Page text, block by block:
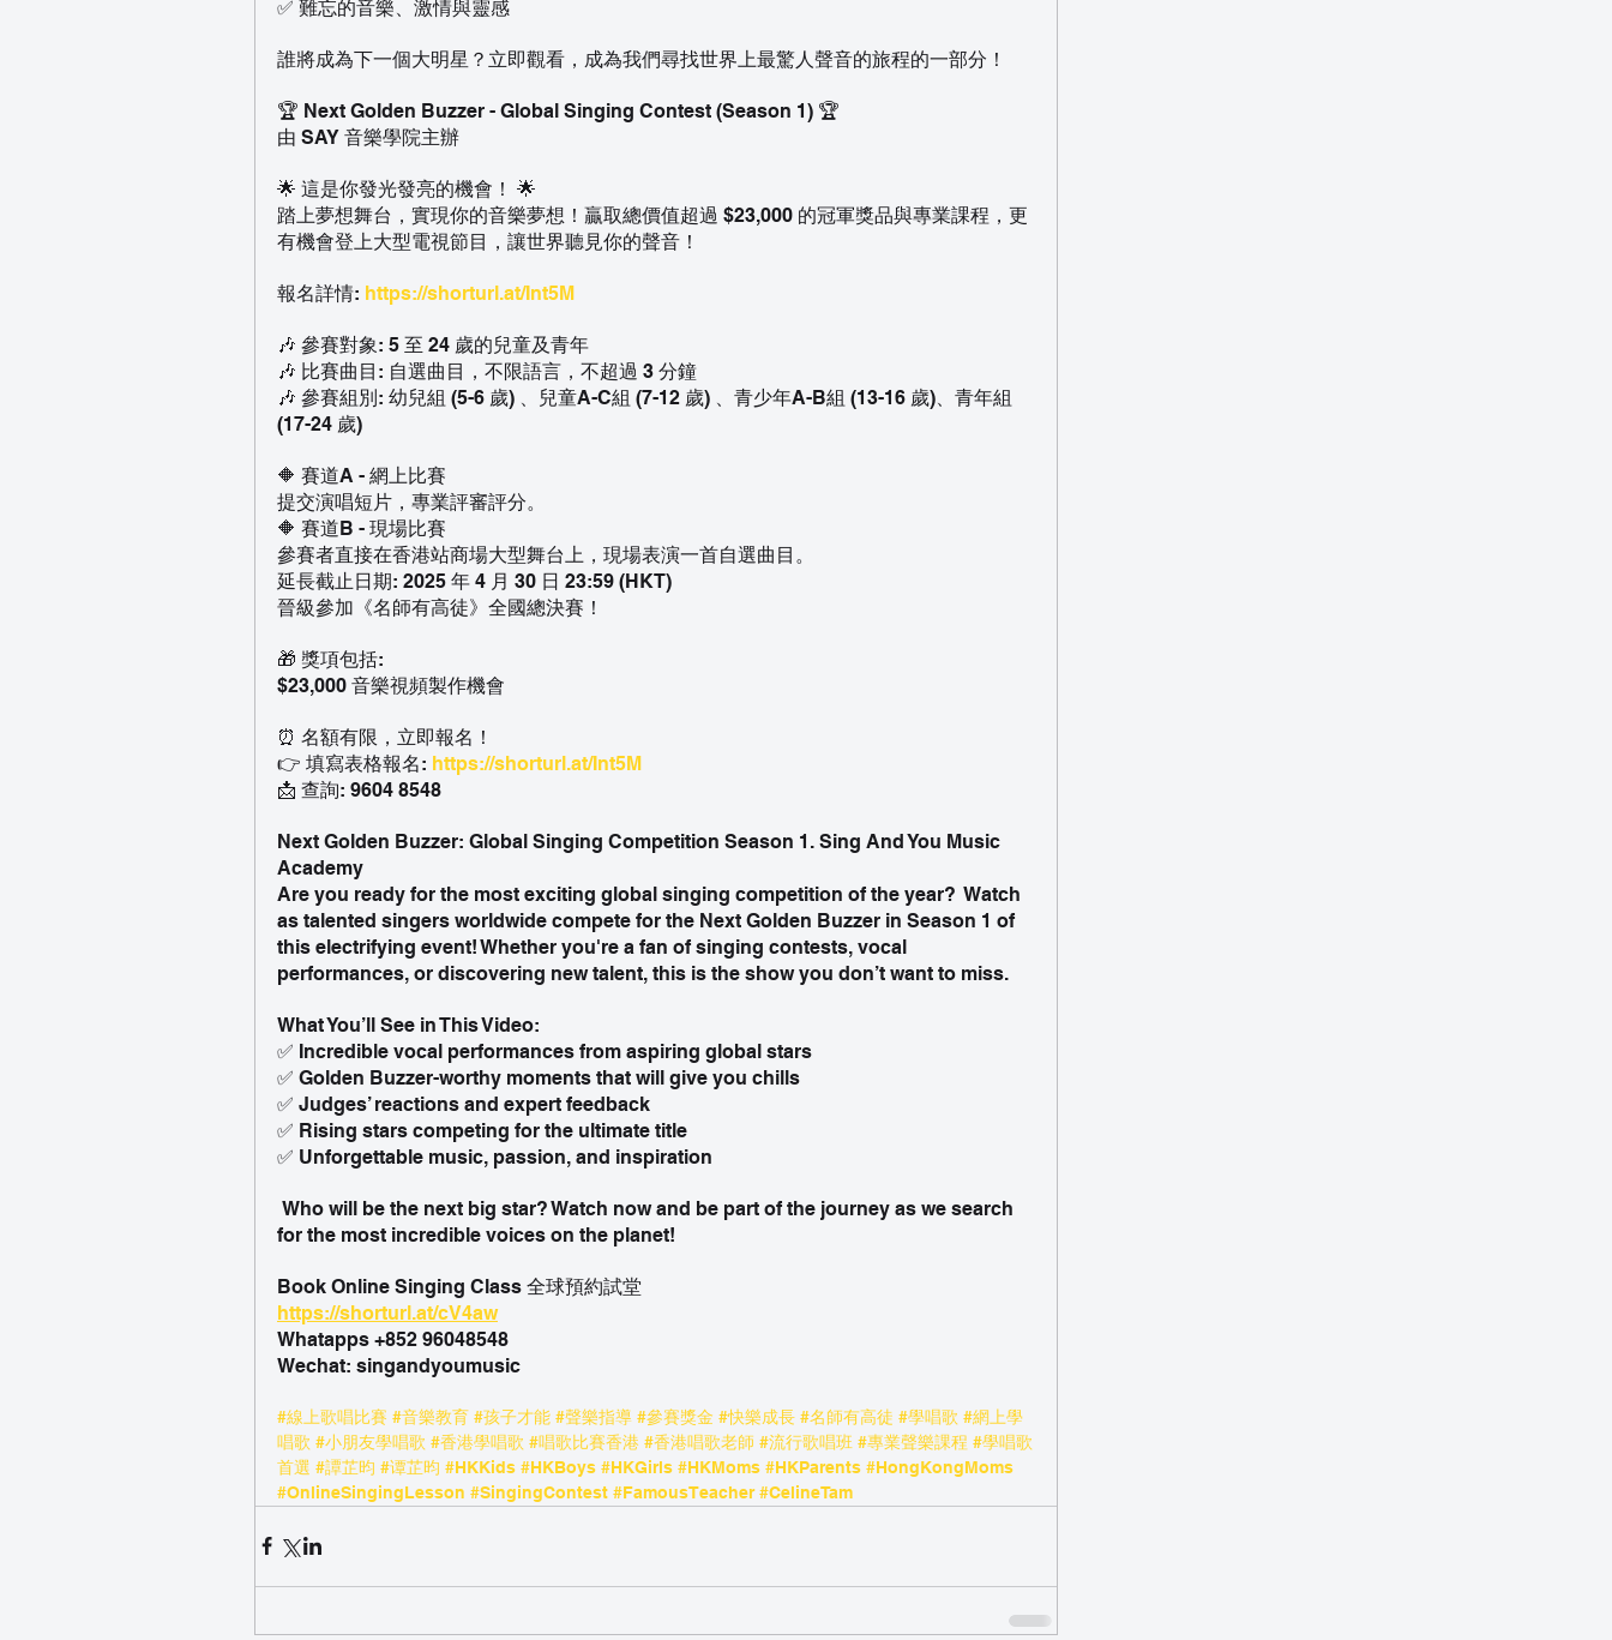
✅ 難忘的音樂、激情與靈感
誰將成為下一個大明星？立即觀看，成為我們尋找世界上最驚人聲音的旅程的一部分！
🏆 Next Golden Buzzer - Global Singing Contest (Season 1) 🏆
由 SAY 音樂學院主辦
🌟 這是你發光發亮的機會！ 🌟
踏上夢想舞台，實現你的音樂夢想！贏取總價值超過 $23,000 的冠軍獎品與專業課程，更
有機會登上大型電視節目，讓世界聽見你的聲音！
報名詳情: https://shorturl.at/Int5M
🎶 參賽對象: 5 至 24 歲的兒童及青年
🎶 比賽曲目: 自選曲目，不限語言，不超過 3 分鐘
🎶 參賽組別: 幼兒組 (5-6 歲) 、兒童A-C組 (7-12 歲) 、青少年A-B組 (13-16 歲)、青年組
(17-24 歲)
🔶 賽道A - 網上比賽
提交演唱短片，專業評審評分。
🔶 賽道B - 現場比賽
參賽者直接在香港站商場大型舞台上，現場表演一首自選曲目。
延長截止日期: 2025 年 4 月 30 日 23:59 (HKT)
晉級參加《名師有高徒》全國總決賽！
🎁 獎項包括:
$23,000 音樂視頻製作機會
⏰ 名額有限，立即報名！
👉 填寫表格報名: https://shorturl.at/Int5M
📩 查詢: 9604 8548
Next Golden Buzzer: Global Singing Competition Season 1. Sing And You Music
Academy
Are you ready for the most exciting global singing competition of the year?  Watch
as talented singers worldwide compete for the Next Golden Buzzer in Season 1 of
this electrifying event! Whether you're a fan of singing contests, vocal
performances, or discovering new talent, this is the show you don’t want to miss.
What You’ll See in This Video:
✅ Incredible vocal performances from aspiring global stars
✅ Golden Buzzer-worthy moments that will give you chills
✅ Judges’ reactions and expert feedback
✅ Rising stars competing for the ultimate title
✅ Unforgettable music, passion, and inspiration
for the most incredible voices on the planet!
Book Online Singing Class 全球預約試堂
https://shorturl.at/cV4aw
Whatapps +852 96048548
Wechat: singandyoumusic
#線上歌唱比賽 #音樂教育 #孩子才能 #聲樂指導 #參賽獎金 #快樂成長 #名師有高徒 #學唱歌 #網上學
唱歌 #小朋友學唱歌 #香港學唱歌 #唱歌比賽香港 #香港唱歌老師 #流行歌唱班 #專業聲樂課程 #學唱歌
首選 #譚芷昀 #谭芷昀 #HKKids #HKBoys #HKGirls #HKMoms #HKParents #HongKongMoms
#OnlineSingingLesson #SingingContest #FamousTeacher #CelineTam